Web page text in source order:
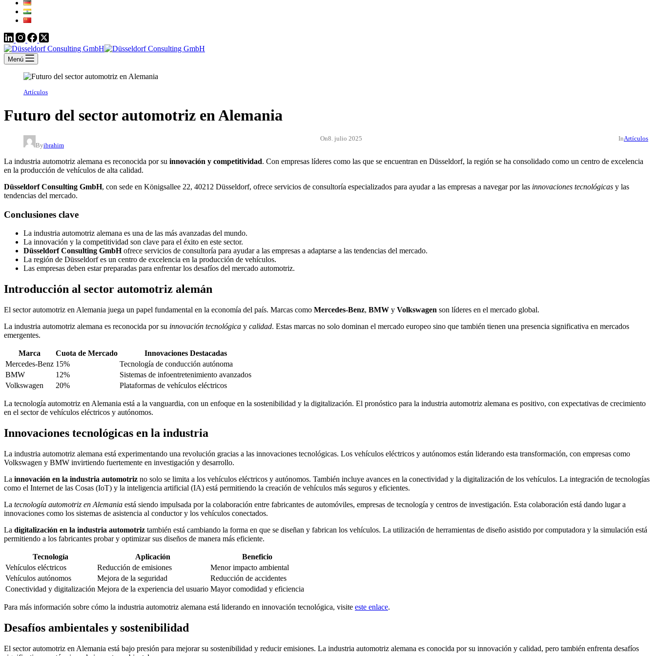
Menú
Artículos
Futuro del sector automotriz en Alemania
Byibrahim
On8. julio 2025 InArtículos
La industria automotriz alemana es reconocida por su innovación y competitividad. Con empresas líderes como las que se encuentran en Düsseldorf, la región se ha consolidado como un centro de excelencia
en la producción de vehículos de alta calidad.
Düsseldorf Consulting GmbH, con sede en Königsallee 22, 40212 Düsseldorf, ofrece servicios de consultoría especializados para ayudar a las empresas a navegar por las innovaciones tecnológicas y las
tendencias del mercado.
Conclusiones clave
La industria automotriz alemana es una de las más avanzadas del mundo.
La innovación y la competitividad son clave para el éxito en este sector.
Düsseldorf Consulting GmbHofrece servicios de consultoría para ayudar a las empresas a adaptarse a las tendencias del mercado.
La región de Düsseldorf es un centro de excelencia en la producción de vehículos.
Las empresas deben estar preparadas para enfrentar los desafíos del mercado automotriz.
Introducción al sector automotriz alemán
El sector automotriz en Alemania juega un papel fundamental en la economía del país. Marcas como Mercedes-Benz, BMW y Volkswagen son líderes en el mercado global.
La industria automotriz alemana es reconocida por su innovación tecnológica y calidad. Estas marcas no solo dominan el mercado europeo sino que también tienen una presencia significativa en mercados
emergentes.
Marca Cuota de Mercado
Innovaciones Destacadas
Mercedes-Benz 15%
Tecnología de conducción autónoma
BMW
12%
Sistemas de infoentretenimiento avanzados
Volkswagen
20% Plataformas de vehículos eléctricos
La tecnología automotriz en Alemania está a la vanguardia, con un enfoque en la sostenibilidad y la digitalización. El pronóstico para la industria automotriz alemana es positivo, con expectativas de crecimiento
en el sector de vehículos eléctricos y autónomos.
Innovaciones tecnológicas en la industria
La industria automotriz alemana está experimentando una revolución gracias a las innovaciones tecnológicas. Los vehículos eléctricos y autónomos están liderando esta transformación, con empresas como
Volkswagen y BMW invirtiendo fuertemente en investigación y desarrollo.
La innovación en la industria automotriz no solo se limita a los vehículos eléctricos y autónomos. También incluye avances en la conectividad y la digitalización de los vehículos. La integración de tecnologías
como el Internet de las Cosas (IoT) y la inteligencia artificial (IA) está permitiendo la creación de vehículos más seguros y eficientes.
La tecnología automotriz en Alemania está siendo impulsada por la colaboración entre fabricantes de automóviles, empresas de tecnología y centros de investigación. Esta colaboración está dando lugar a
innovaciones como los sistemas de asistencia al conductor y los vehículos conectados.
La digitalización en la industria automotriz también está cambiando la forma en que se diseñan y fabrican los vehículos. La utilización de herramientas de diseño asistido por computadora y la simulación está
permitiendo a los fabricantes probar y optimizar sus diseños de manera más eficiente.
Tecnología Aplicación
Beneficio
Vehículos eléctricos
Reducción de emisiones
Menor impacto ambiental
Vehículos autónomos
Mejora de la seguridad
Reducción de accidentes
Conectividad y digitalización Mejora de la experiencia del usuario Mayor comodidad y eficiencia
Para más información sobre cómo la industria automotriz alemana está liderando en innovación tecnológica, visite este enlace.
Desafíos ambientales y sostenibilidad
El sector automotriz en Alemania está bajo presión para mejorar su sostenibilidad y reducir emisiones. La industria automotriz alemana es conocida por su innovación y calidad, pero también enfrenta desafíos